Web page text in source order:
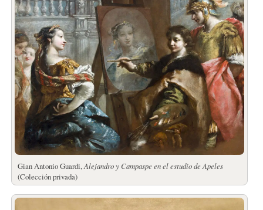
Gian Antonio Guardi,Alejandro y Campaspe en el estudio de Apeles
(Colección privada)